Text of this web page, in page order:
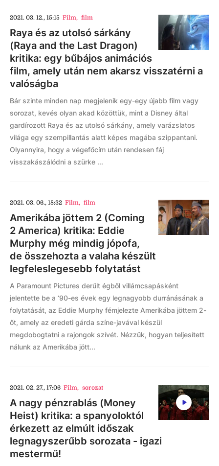
2021. 03. 12., 15:15 Film, film
Raya és az utolsó sárkány
(Raya and the Last Dragon)
kritika: egy bűbájos animációs
film, amely után nem akarsz visszatérni a
valóságba
Bár szinte minden nap megjelenik egy-egy újabb film vagy
sorozat, kevés olyan akad közöttük, mint a Disney által
gardírozott Raya és az utolsó sárkány, amely varázslatos
világa egy szempillantás alatt képes magába szippantani.
Olyannyira, hogy a végefőcím után rendesen fáj
visszakászálódni a szürke ...
2021. 03. 06., 18:32 Film, film
Amerikába jöttem 2 (Coming
2 America) kritika: Eddie
Murphy még mindig jópofa,
de összehozta a valaha készült
legfeleslegesebb folytatást
A Paramount Pictures derűlt égből villámcsapásként
jelentette be a ‘90-es évek egy legnagyobb durránásának a
folytatását, az Eddie Murphy fémjelezte Amerikába jöttem 2-
őt, amely az eredeti gárda színe-javával készül
megdobogtatni a rajongok szívét. Nézzük, hogyan teljesített
nálunk az Amerikába jött...
2021. 02. 27., 17:06 Film, sorozat
A nagy pénzrablás (Money
Heist) kritika: a spanyoloktól
érkezett az elmúlt időszak
legnagyszerűbb sorozata - igazi
mestermű!